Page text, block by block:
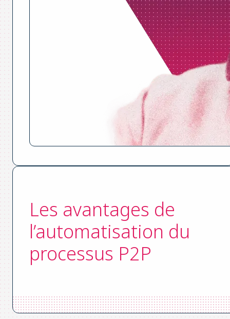
Les avantages de
l’automatisation du
processus P2P